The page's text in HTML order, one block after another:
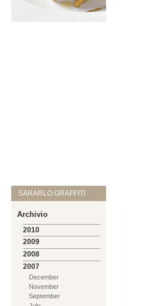
SARARLO GRAFFITI
Archivio
2010
2009
2008
2007
December
November
September